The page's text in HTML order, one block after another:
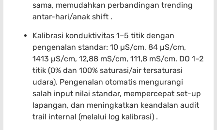
sama, memudahkan perbandingan trending
antar-hari/anak shift .
Kalibrasi konduktivitas 1–5 titik dengan
pengenalan standar: 10 µS/cm, 84 µS/cm,
1413 µS/cm, 12,88 mS/cm, 111,8 mS/cm. DO 1–2
titik (0% dan 100% saturasi/air tersaturasi
udara). Pengenalan otomatis mengurangi
salah input nilai standar, mempercepat set-up
lapangan, dan meningkatkan keandalan audit
trail internal (melalui log kalibrasi) .